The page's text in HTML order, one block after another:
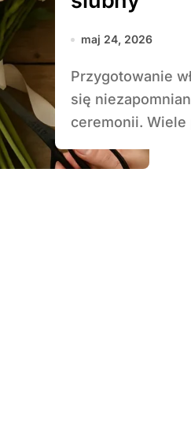
maj 24, 2026
Przygotowanie własnego bukietu ślubnego może stać
się
ceremonii. Wiele